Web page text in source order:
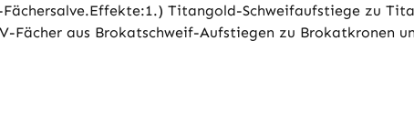
Titangold-Schweifaufstiege zu
Fächer aus Brokatschweif-Aufstiegen zu Brokatkronen